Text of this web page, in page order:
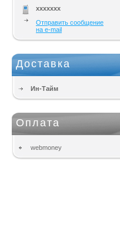
xxxxxxx
Отправить сообщение
на e-mail
Доставка
Ин-Тайм
Оплата
webmoney